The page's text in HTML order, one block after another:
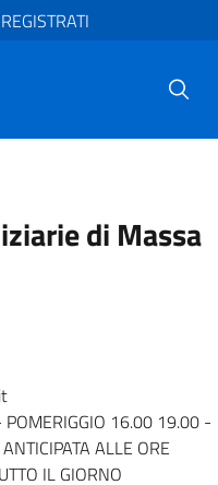
di Massa
16.00 19.00 -
ALLE ORE
IL GIORNO